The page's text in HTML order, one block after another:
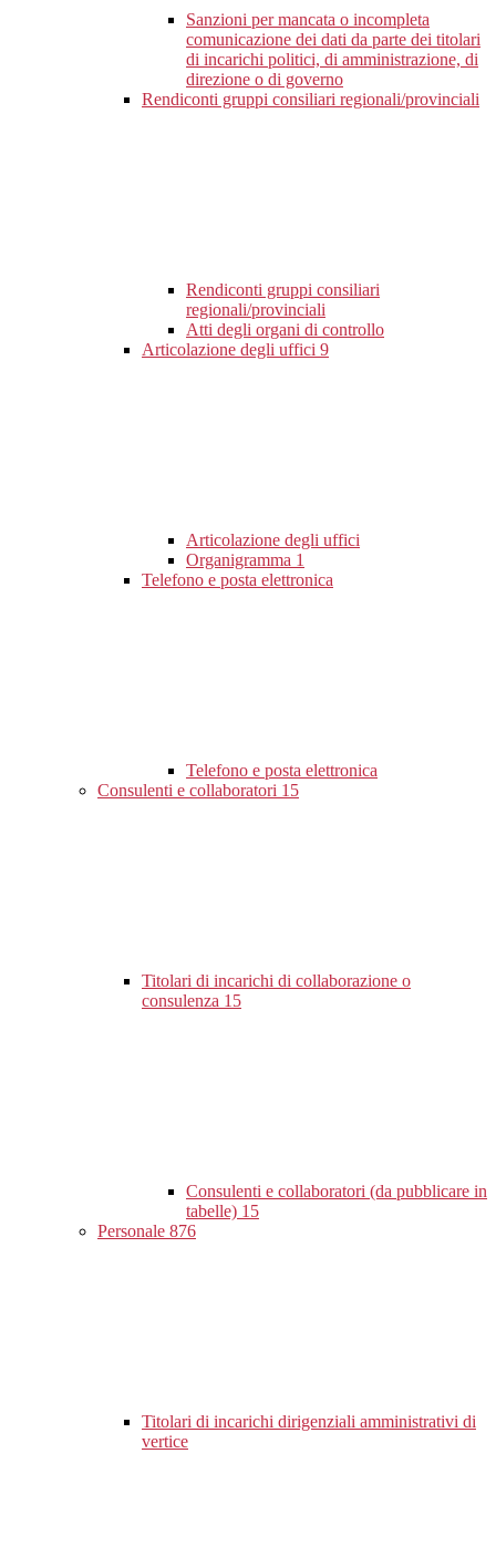
Sanzioni per mancata o incompleta
comunicazione dei dati da parte dei titolari
di incarichi politici, di amministrazione, di
direzione o di governo
Rendiconti gruppi consiliari regionali/provinciali
Rendiconti gruppi consiliari
regionali/provinciali
Atti degli organi di controllo
Articolazione degli uffici 9
Articolazione degli uffici
Organigramma 1
Telefono e posta elettronica
Telefono e posta elettronica
Consulenti e collaboratori 15
Titolari di incarichi di collaborazione o
consulenza 15
Consulenti e collaboratori (da pubblicare in
tabelle) 15
Personale 876
Titolari di incarichi dirigenziali amministrativi di
vertice